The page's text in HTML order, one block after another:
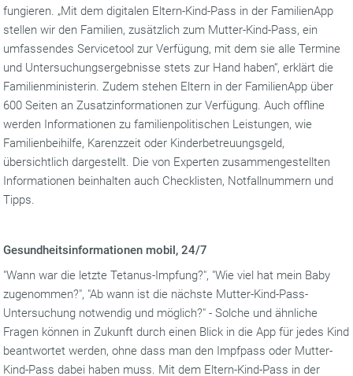
fungieren. „Mit dem digitalen Eltern-Kind-Pass in der FamilienApp
stellen wir den Familien, zusätzlich zum Mutter-Kind-Pass, ein
umfassendes Servicetool zur Verfügung, mit dem sie alle Termine
und Untersuchungsergebnisse stets zur Hand haben“, erklärt die
Familienministerin. Zudem stehen Eltern in der FamilienApp über
600 Seiten an Zusatzinformationen zur Verfügung. Auch offline
werden Informationen zu familienpolitischen Leistungen, wie
Familienbeihilfe, Karenzzeit oder Kinderbetreuungsgeld,
übersichtlich dargestellt. Die von Experten zusammengestellten
Informationen beinhalten auch Checklisten, Notfallnummern und
Tipps.
Gesundheitsinformationen mobil, 24/7
"Wann war die letzte Tetanus-Impfung?", "Wie viel hat mein Baby
zugenommen?", "Ab wann ist die nächste Mutter-Kind-Pass-
Untersuchung notwendig und möglich?" - Solche und ähnliche
Fragen können in Zukunft durch einen Blick in die App für jedes Kind
beantwortet werden, ohne dass man den Impfpass oder Mutter-
Kind-Pass dabei haben muss. Mit dem Eltern-Kind-Pass in der